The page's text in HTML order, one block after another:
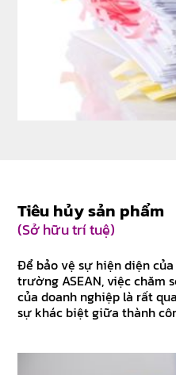
Tiêu hủy sản phẩm
(Sở hữu trí tuệ)
Để bảo vệ sự hiện diện
trường ASEAN, việc chăm
của doanh nghiệp là rất
sự khác biệt giữa thành